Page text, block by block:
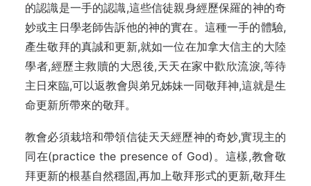
的認識是一手的認識,這些信徒親身經歷保羅的神的奇
妙或主日學老師告訴他的神的實在。這種一手的體驗,
產生敬拜的真誠和更新,就如一位在加拿大信主的大陸
學者,經歷主救贖的大恩後,天天在家中歡欣流淚,等待
主日來臨,可以返教會與弟兄姊妹一同敬拜神,這就是生
命更新所帶來的敬拜。
教會必須栽培和帶領信徒天天經歷神的奇妙,實現主的
同在(practice the presence of God)。這樣,教會敬
拜更新的根基自然穩固,再加上敬拜形式的更新,敬拜生